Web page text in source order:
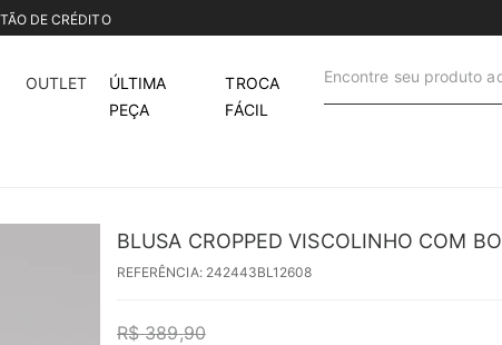
OUTLET
ÚLTIMA
PEÇA
TROCA
FÁCIL
Encontre seu
BLUSA CROPPED VISCOLINHO COM
REFERÊNCIA: 242443BL12608
R$ 389,90